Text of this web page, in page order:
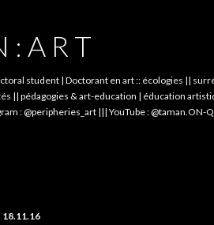
: A R T
student | Doctorant en art :: écologies ||
|| pédagogies & art-education | éducation
: @peripheries_art ||| YouTube :
18.11.16